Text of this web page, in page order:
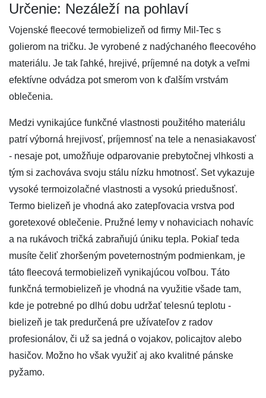
Určenie: Nezáleží na pohlaví
Vojenské fleecové termobielizeň od firmy Mil-Tec s
golierom na tričku. Je vyrobené z nadýchaného fleecového
materiálu. Je tak ľahké, hrejivé, príjemné na dotyk a veľmi
efektívne odvádza pot smerom von k ďalším vrstvám
oblečenia.
Medzi vynikajúce funkčné vlastnosti použitého materiálu
patrí výborná hrejivosť, príjemnosť na tele a nenasiakavosť
- nesaje pot, umožňuje odparovanie prebytočnej vlhkosti a
tým si zachováva svoju stálu nízku hmotnosť. Set vykazuje
vysoké termoizolačné vlastnosti a vysokú priedušnosť.
Termo bielizeň je vhodná ako zatepľovacia vrstva pod
goretexové oblečenie. Pružné lemy v nohaviciach nohavíc
a na rukávoch tričká zabraňujú úniku tepla. Pokiaľ teda
musíte čeliť zhoršeným poveternostným podmienkam, je
táto fleecová termobielizeň vynikajúcou voľbou. Táto
funkčná termobielizeň je vhodná na využitie všade tam,
kde je potrebné po dlhú dobu udržať telesnú teplotu -
bielizeň je tak predurčená pre užívateľov z radov
profesionálov, či už sa jedná o vojakov, policajtov alebo
hasičov. Možno ho však využiť aj ako kvalitné pánske
pyžamo.